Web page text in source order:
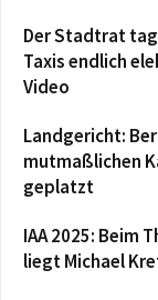
Der Stadtrat
Taxis endlich
Video
Landgericht:
mutmaßlichen
geplatzt
IAA 2025: Beim
liegt Michael